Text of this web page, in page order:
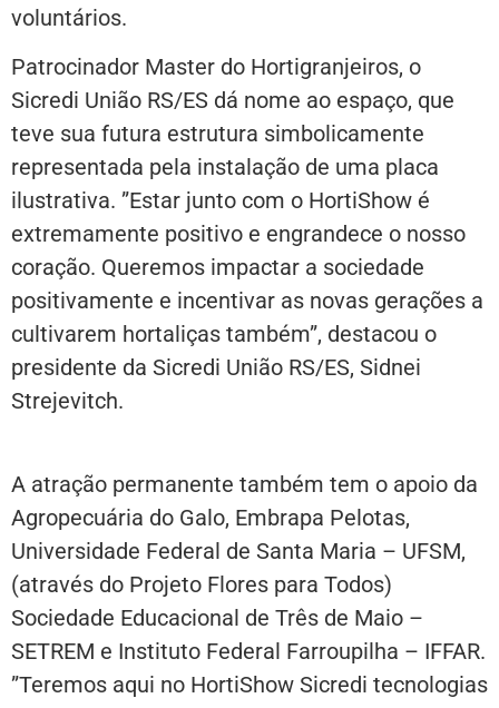
voluntários.
Patrocinador Master do Hortigranjeiros, o
Sicredi União RS/ES dá nome ao espaço, que
teve sua futura estrutura simbolicamente
representada pela instalação de uma placa
ilustrativa. ”Estar junto com o HortiShow é
extremamente positivo e engrandece o nosso
coração. Queremos impactar a sociedade
positivamente e incentivar as novas gerações a
cultivarem hortaliças também”, destacou o
presidente da Sicredi União RS/ES, Sidnei
Strejevitch.
A atração permanente também tem o apoio da
Agropecuária do Galo, Embrapa Pelotas,
Universidade Federal de Santa Maria – UFSM,
(através do Projeto Flores para Todos)
Sociedade Educacional de Três de Maio –
SETREM e Instituto Federal Farroupilha – IFFAR.
”Teremos aqui no HortiShow Sicredi tecnologias